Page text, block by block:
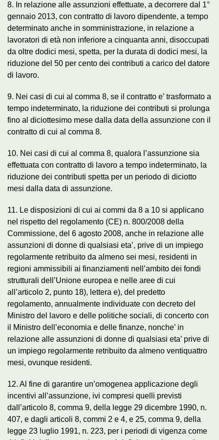
8. In relazione alle assunzioni effettuate, a decorrere dal 1°
gennaio 2013, con contratto di lavoro dipendente, a tempo
determinato anche in somministrazione, in relazione a
lavoratori di età non inferiore a cinquanta anni, disoccupati
da oltre dodici mesi, spetta, per la durata di dodici mesi, la
riduzione del 50 per cento dei contributi a carico del datore
di lavoro.
9. Nei casi di cui al comma 8, se il contratto e’ trasformato a
tempo indeterminato, la riduzione dei contributi si prolunga
fino al diciottesimo mese dalla data della assunzione con il
contratto di cui al comma 8.
10. Nei casi di cui al comma 8, qualora l’assunzione sia
effettuata con contratto di lavoro a tempo indeterminato, la
riduzione dei contributi spetta per un periodo di diciotto
mesi dalla data di assunzione.
11. Le disposizioni di cui ai commi da 8 a 10 si applicano
nel rispetto del regolamento (CE) n. 800/2008 della
Commissione, del 6 agosto 2008, anche in relazione alle
assunzioni di donne di qualsiasi eta’, prive di un impiego
regolarmente retribuito da almeno sei mesi, residenti in
regioni ammissibili ai finanziamenti nell’ambito dei fondi
strutturali dell’Unione europea e nelle aree di cui
all’articolo 2, punto 18), lettera e), del predetto
regolamento, annualmente individuate con decreto del
Ministro del lavoro e delle politiche sociali, di concerto con
il Ministro dell’economia e delle finanze, nonche’ in
relazione alle assunzioni di donne di qualsiasi eta’ prive di
un impiego regolarmente retribuito da almeno ventiquattro
mesi, ovunque residenti.
12. Al fine di garantire un’omogenea applicazione degli
incentivi all’assunzione, ivi compresi quelli previsti
dall’articolo 8, comma 9, della legge 29 dicembre 1990, n.
407, e dagli articoli 8, commi 2 e 4, e 25, comma 9, della
legge 23 luglio 1991, n. 223, per i periodi di vigenza come